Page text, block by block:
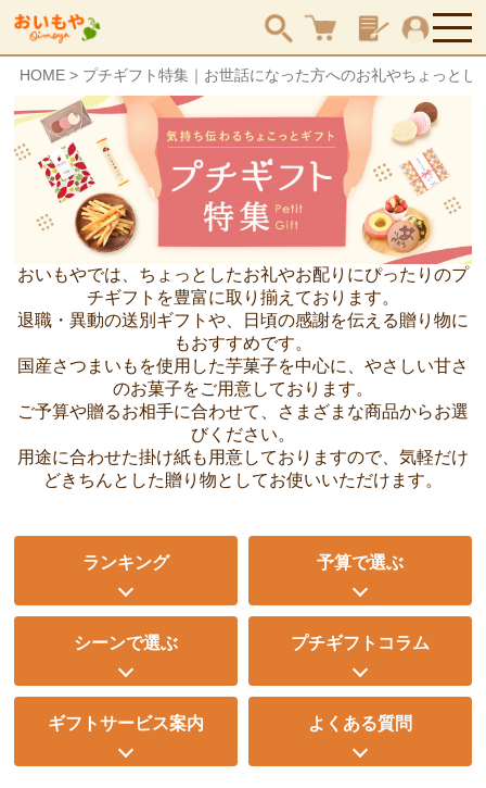
HOME プチギフト特集｜お世話になった方へのお礼やちょっとし
おいもやでは、ちょっとしたお礼やお配りにぴったりのプ
チギフトを豊富に取り揃えております。
退職・異動の送別ギフトや、日頃の感謝を伝える贈り物に
もおすすめです。
国産さつまいもを使用した芋菓子を中心に、やさしい甘さ
のお菓子をご用意しております。
ご予算や贈るお相手に合わせて、さまざまな商品からお選
びください。
用途に合わせた掛け紙も用意しておりますので、気軽だけ
どきちんとした贈り物としてお使いいただけます。
ランキング 予算で選ぶ
シーンで選ぶ プチギフトコラム
ギフトサービス案内 よくある質問